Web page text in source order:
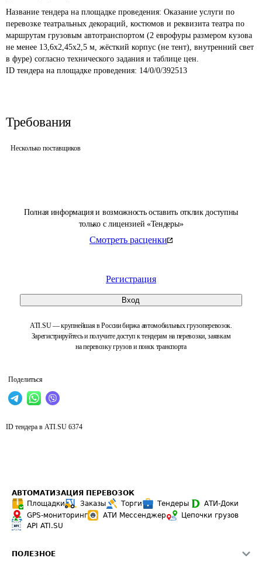
Полная информация и возможность оставить отклик доступны
только с лицензией «Тендеры»
Смотреть расценки
Регистрация
Вход
ATI.SU — крупнейшая в России биржа автомобильных грузоперевозок.
Зарегистрируйтесь и получите доступ к тендерам на перевозки, заявкам
на перевозку грузов и поиск транспорта
Поделиться
Название тендера на площадке проведения: Оказание услуги по
перевозке театральных декораций, костюмов и реквизита театра по
маршрутам грузовым автотранспортом (2 еврофуры размером кузова
не менее 13,6х2,45х2,5 м, жёсткий корпус (не тент), внутренний свет
в фуре) согласно технического задания и таблице цен.
ID тендера на площадке проведения: 14/0/0/392513
Требования
Несколько поставщиков
ID тендера в ATI.SU 6374
АВТОМАТИЗАЦИЯ ПЕРЕВОЗОК
Площадки
Заказы Торги Тендеры
АТИ-Доки
GPS-мониторинг
АТИ Мессенджер
Цепочки грузов
API ATI.SU
ПОЛЕЗНОЕ